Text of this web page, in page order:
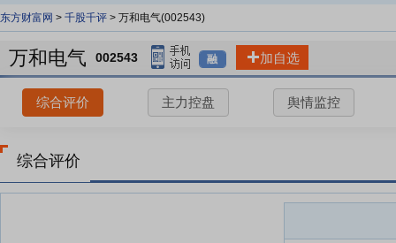
东方财富网 > 千股千评 > 万和电气(002543)
万和电气 002543 融 加自选
综合评价 主力控盘 舆情监控
综合评价